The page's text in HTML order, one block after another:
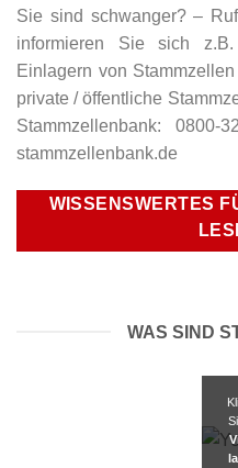
Sie sind schwanger? –
informieren Sie sich
Einlagern von
private / öffentliche
Stammzellenbank: 0800-
stammzellenbank.de
WISSENSWERTES
WAS SIND